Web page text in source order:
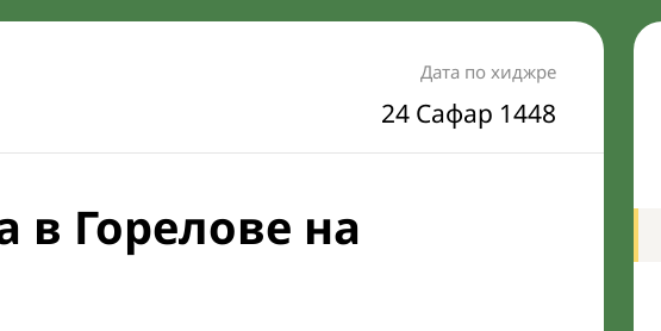
Дата по хиджре
24 Сафар 1448
в Горелове на